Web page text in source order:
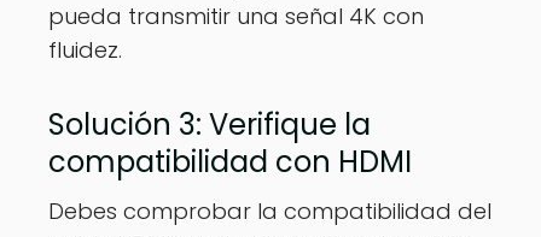
pueda transmitir una señal 4K con
fluidez.
Solución 3: Verifique la
compatibilidad con HDMI
Debes comprobar la compatibilidad del